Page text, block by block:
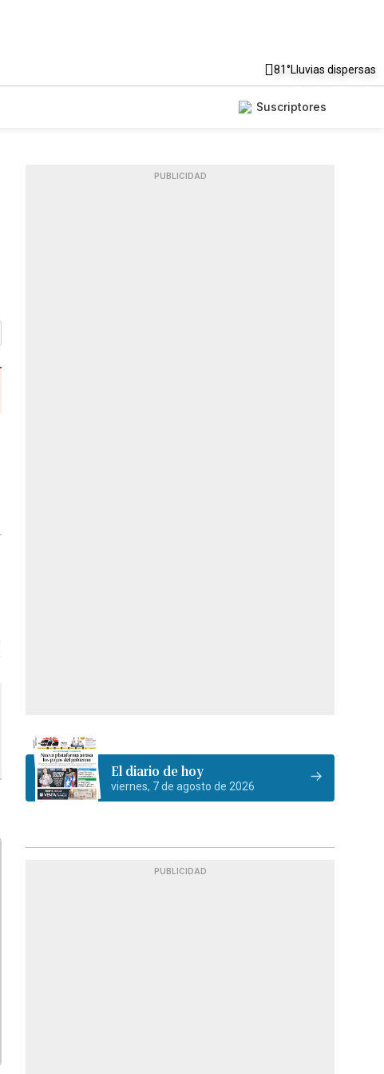
81°Lluvias dispersas
Suscriptores
PUBLICIDAD
El diario de hoy
viernes, 7 de agosto de 2026
PUBLICIDAD